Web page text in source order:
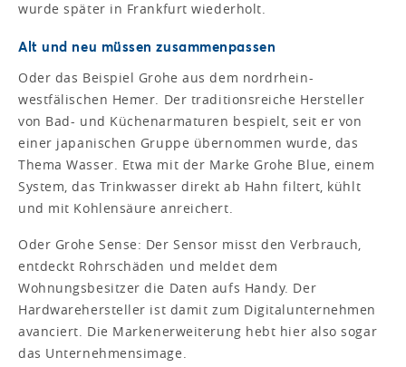
wurde später in Frankfurt wiederholt.
Alt und neu müssen zusammenpassen
Oder das Beispiel Grohe aus dem nordrhein-
westfälischen Hemer. Der traditionsreiche Hersteller
von Bad- und Küchenarmaturen bespielt, seit er von
einer japanischen Gruppe übernommen wurde, das
Thema Wasser. Etwa mit der Marke Grohe Blue, einem
System, das Trinkwasser direkt ab Hahn filtert, kühlt
und mit Kohlensäure anreichert.
Oder Grohe Sense: Der Sensor misst den Verbrauch,
entdeckt Rohrschäden und meldet dem
Wohnungsbesitzer die Daten aufs Handy. Der
Hardwarehersteller ist damit zum Digitalunternehmen
avanciert. Die Markenerweiterung hebt hier also sogar
das Unternehmensimage.